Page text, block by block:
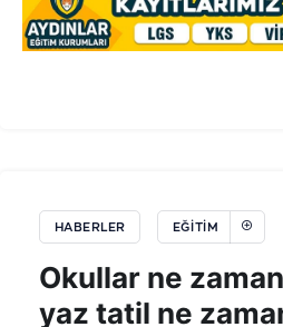
HABERLER EĞITIM
Okullar ne
yaz tatil ne